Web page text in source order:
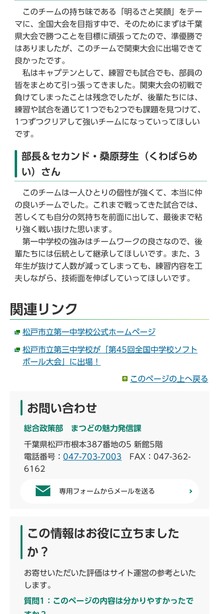
このチームの持ち味である「明るさと笑顔」をテー
マに、全国大会を目指す中で、そのためにまずは千葉
県大会で勝つことを目標に頑張ってたので、準優勝で
はありましたが、このチームで関東大会に出場できて
良かったです。
私はキャプテンとして、練習でも試合でも、部員の
皆をまとめて引っ張ってきました。関東大会の初戦で
負けてしまったことは残念でしたが、後輩たちには、
練習や試合を通じて1つでも2つでも課題を見つけて、
1つずつクリアして強いチームになっていってほしい
です。
部長＆セカンド・桑原芽生（くわばらめ
い）さん
このチームは一人ひとりの個性が強くて、本当に仲
の良いチームでした。これまで戦ってきた試合では、
苦しくても自分の気持ちを前面に出して、最後まで粘
り強く戦い抜けた思います。
第一中学校の強みはチームワークの良さなので、後
輩たちには伝統として継承してほしいです。また、3
年生が抜けて人数が減ってしまっても、練習内容を工
夫しながら、技術面を伸ばしていってほしいです。
関連リンク
松戸市立第一中学校公式ホームページ
松戸市立第三中学校が「第45回全国中学校ソフト
ボール大会」に出場！
このページの上へ戻る
お問い合わせ
総合政策部 まつどの魅力発信課
千葉県松戸市根本387番地の5 新館5階
電話番号： 047-703-7003 FAX：047-362-
6162
専用フォームからメールを送る
この情報はお役に立ちました
か？
お寄せいただいた評価はサイト運営の参考といた
します。
質問1：このページの内容は分かりやすかったで